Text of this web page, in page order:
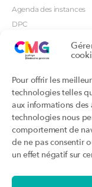
Pour offrir les
technologies telles
aux informations des
technologies nous
comportement de
de ne pas consentir
un effet négatif sur
Agenda des instances
DPC
CSI
Orientations prioritaires
Productions
Productions du Collège
Productions des
adhérentes
Labellisation
Addictions et
Et si c’était une